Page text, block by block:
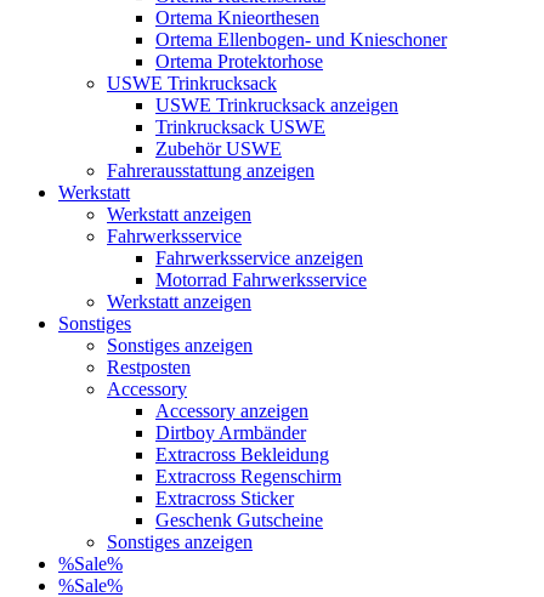
Ortema Knieorthesen
Ortema Ellenbogen- und Knieschoner
Ortema Protektorhose
USWE Trinkrucksack
USWE Trinkrucksack anzeigen
Trinkrucksack USWE
Zubehör USWE
Fahrerausstattung anzeigen
Werkstatt
Werkstatt anzeigen
Fahrwerksservice
Fahrwerksservice anzeigen
Motorrad Fahrwerksservice
Werkstatt anzeigen
Sonstiges
Sonstiges anzeigen
Restposten
Accessory
Accessory anzeigen
Dirtboy Armbänder
Extracross Bekleidung
Extracross Regenschirm
Extracross Sticker
Geschenk Gutscheine
Sonstiges anzeigen
%Sale%
%Sale%